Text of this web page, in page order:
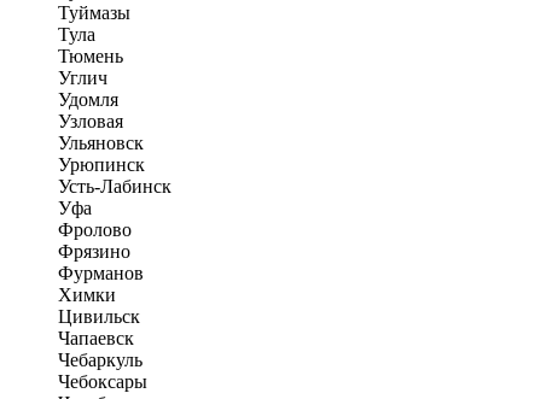
Туймазы
Тула
Тюмень
Углич
Удомля
Узловая
Ульяновск
Урюпинск
Усть-Лабинск
Уфа
Фролово
Фрязино
Фурманов
Химки
Цивильск
Чапаевск
Чебаркуль
Чебоксары